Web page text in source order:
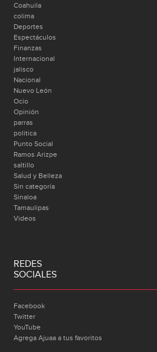
Coahuila
colima
Deportes
Espectáculos
Finanzas
Internacional
jalisco
Nacional
Nuevo León
Ocio
Opinión
parras
politica
Punto Social
Ramos Arizpe
saltillo
Salud y Belleza
Sin categoría
Sinaloa
Tamaulipas
Videos
REDES
SOCIALES
Facebook
Twitter
YouTube
Agrega Ajuaa a tus favoritos